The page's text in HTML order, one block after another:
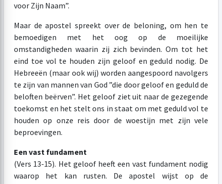
voor Zijn Naam”.
Maar de apostel spreekt over de beloning, om hen te
bemoedigen met het oog op de moeilijke
omstandigheden waarin zij zich bevinden. Om tot het
eind toe vol te houden zijn geloof en geduld nodig. De
Hebreeën (maar ook wij) worden aangespoord navolgers
te zijn van mannen van God ”die door geloof en geduld de
beloften beërven”. Het geloof ziet uit naar de gezegende
toekomst en het stelt ons in staat om met geduld vol te
houden op onze reis door de woestijn met zijn vele
beproevingen.
Een vast fundament
(Vers 13-15). Het geloof heeft een vast fundament nodig
waarop het kan rusten. De apostel wijst op de